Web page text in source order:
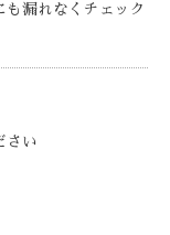
漏れなくチェック
さい